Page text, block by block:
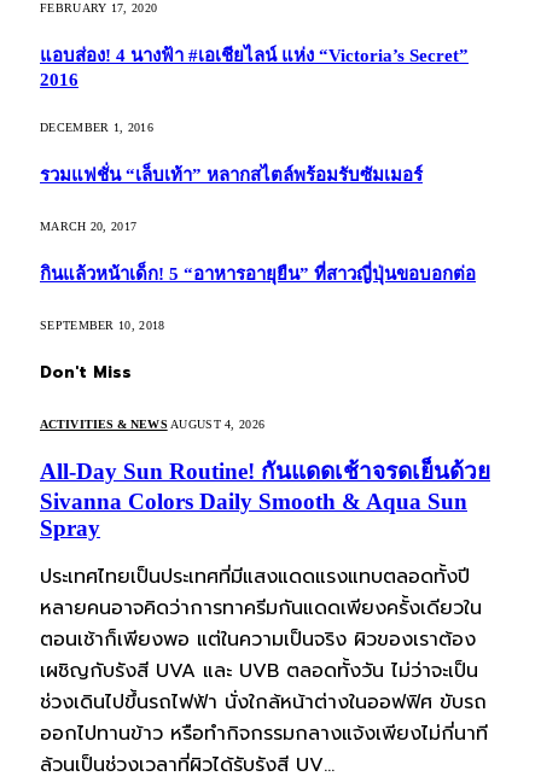
FEBRUARY 17, 2020
แอบส่อง! 4 นางฟ้า #เอเชียไลน์ แห่ง “Victoria’s Secret”
2016
DECEMBER 1, 2016
รวมแฟชั่น “เล็บเท้า” หลากสไตล์พร้อมรับซัมเมอร์
MARCH 20, 2017
กินแล้วหน้าเด็ก! 5 “อาหารอายุยืน” ที่สาวญี่ปุ่นขอบอกต่อ
SEPTEMBER 10, 2018
Don't Miss
ACTIVITIES & NEWS AUGUST 4, 2026
All-Day Sun Routine! กันแดดเช้าจรดเย็นด้วย
Sivanna Colors Daily Smooth & Aqua Sun
Spray
ประเทศไทยเป็นประเทศที่มีแสงแดดแรงแทบตลอดทั้งปี
หลายคนอาจคิดว่าการทาครีมกันแดดเพียงครั้งเดียวใน
ตอนเช้าก็เพียงพอ แต่ในความเป็นจริง ผิวของเราต้อง
เผชิญกับรังสี UVA และ UVB ตลอดทั้งวัน ไม่ว่าจะเป็น
ช่วงเดินไปขึ้นรถไฟฟ้า นั่งใกล้หน้าต่างในออฟฟิศ ขับรถ
ออกไปทานข้าว หรือทำกิจกรรมกลางแจ้งเพียงไม่กี่นาที
ล้วนเป็นช่วงเวลาที่ผิวได้รับรังสี UV…